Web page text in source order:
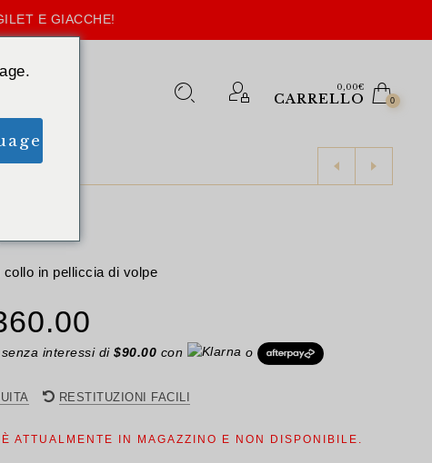
E GIACCHE!
0,00€
CARRELLO 0
in pelliccia di volpe
prezzo
è:
$360.00.
interessi di$90.00 con o
RESTITUZIONI FACILI
ATTUALMENTE IN MAGAZZINO E NON DISPONIBILE.